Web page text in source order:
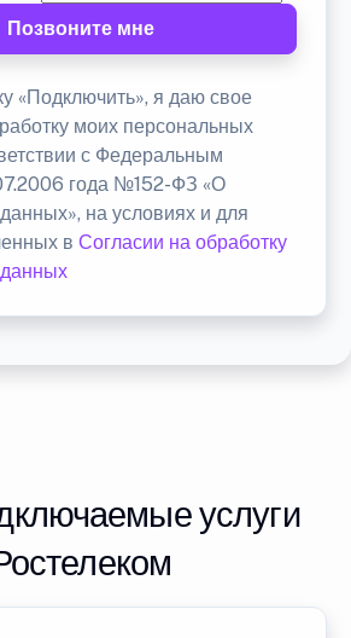
Позвоните мне
«Подключить», я даю свое
моих персональных
с Федеральным
года №152-ФЗ «О
на условиях и для
в Согласии на обработку
услуги